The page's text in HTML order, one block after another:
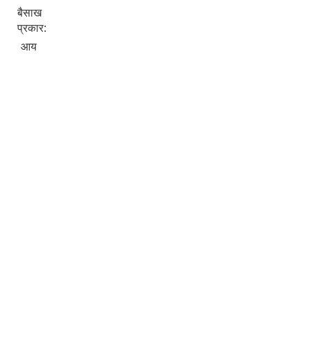
बैसाख
प्रकार:
आय